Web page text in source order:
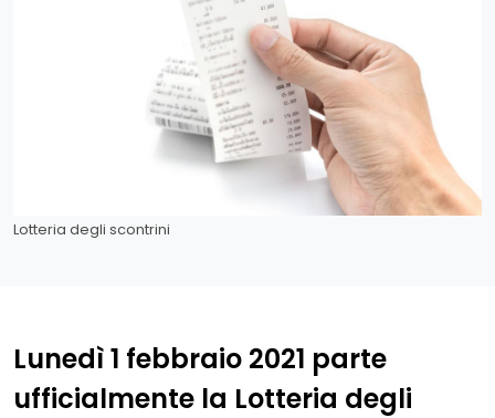
Lotteria degli scontrini
Lunedì 1 febbraio 2021 parte
ufficialmente la Lotteria degli